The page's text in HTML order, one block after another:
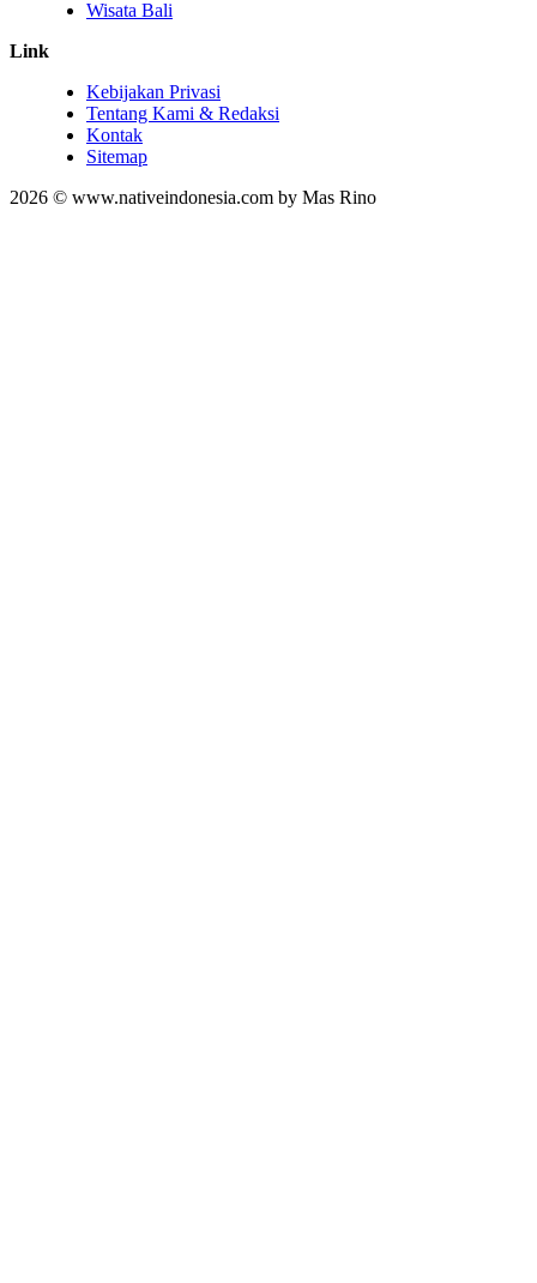
Wisata Bali
Link
Kebijakan Privasi
Tentang Kami & Redaksi
Kontak
Sitemap
2026 © www.nativeindonesia.com by Mas Rino